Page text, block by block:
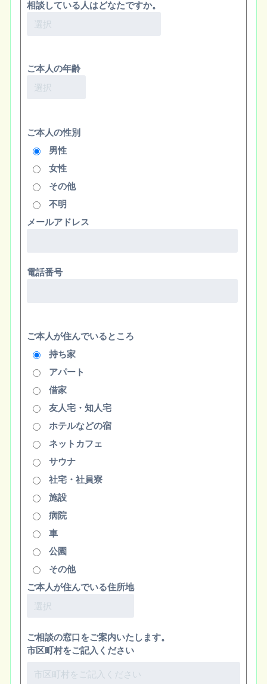
相談している人はどなたですか。
ご本人の年齢
ご本人の性別
男性
女性
その他
不明
メールアドレス
電話番号
ご本人が住んでいるところ
持ち家
アパート
借家
友人宅・知人宅
ホテルなどの宿
ネットカフェ
サウナ
社宅・社員寮
施設
病院
車
公園
その他
ご本人が住んでいる住所地
ご相談の窓口をご案内いたします。
市区町村をご記入ください